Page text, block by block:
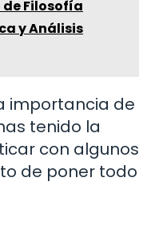
Filosofía
y Análisis
importancia de
tenido la
con algunos
de poner todo